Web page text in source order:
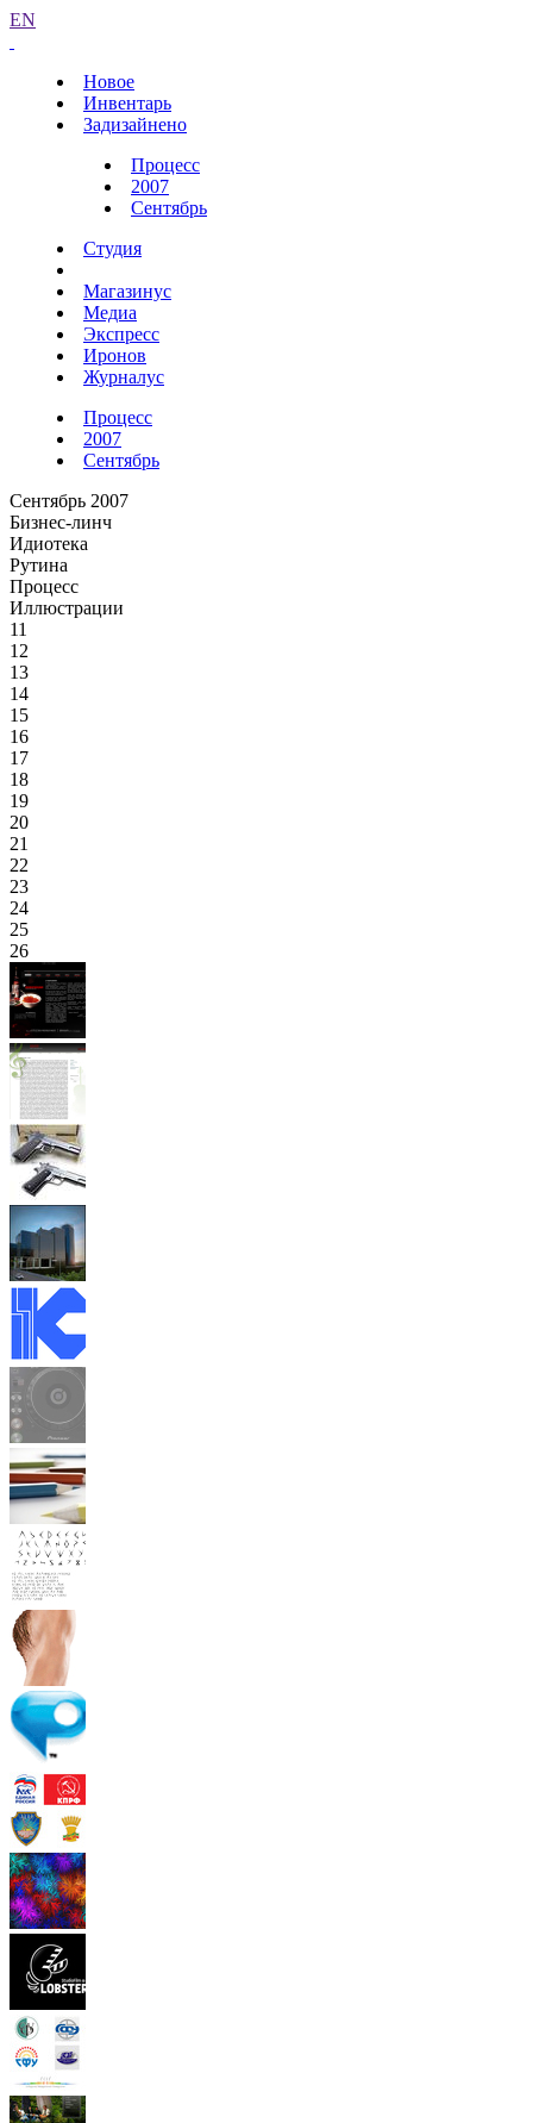
EN
Новое
Инвентарь
Задизайнено
Процесс
2007
Сентябрь
Студия
Магазинус
Медиа
Экспресс
Иронов
Журналус
Процесс
2007
Сентябрь
Сентябрь 2007
Бизнес-линч
Идиотека
Рутина
Процесс
Иллюстрации
11
12
13
14
15
16
17
18
19
20
21
22
23
24
25
26